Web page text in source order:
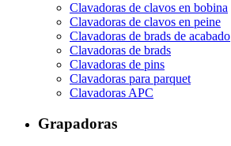
Clavadoras de clavos en bobina
Clavadoras de clavos en peine
Clavadoras de brads de acabado
Clavadoras de brads
Clavadoras de pins
Clavadoras para parquet
Clavadoras APC
Grapadoras